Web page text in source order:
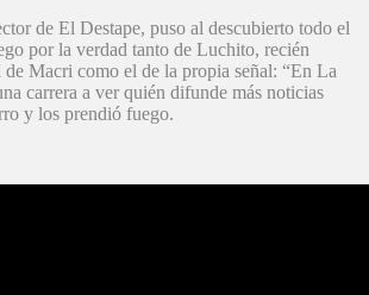
de El Destape, puso al descubierto todo el
por la verdad tanto de Luchito, recién
de Macri como el de la propia señal: “En La
carrera a ver quién difunde más noticias
y los prendió fuego.